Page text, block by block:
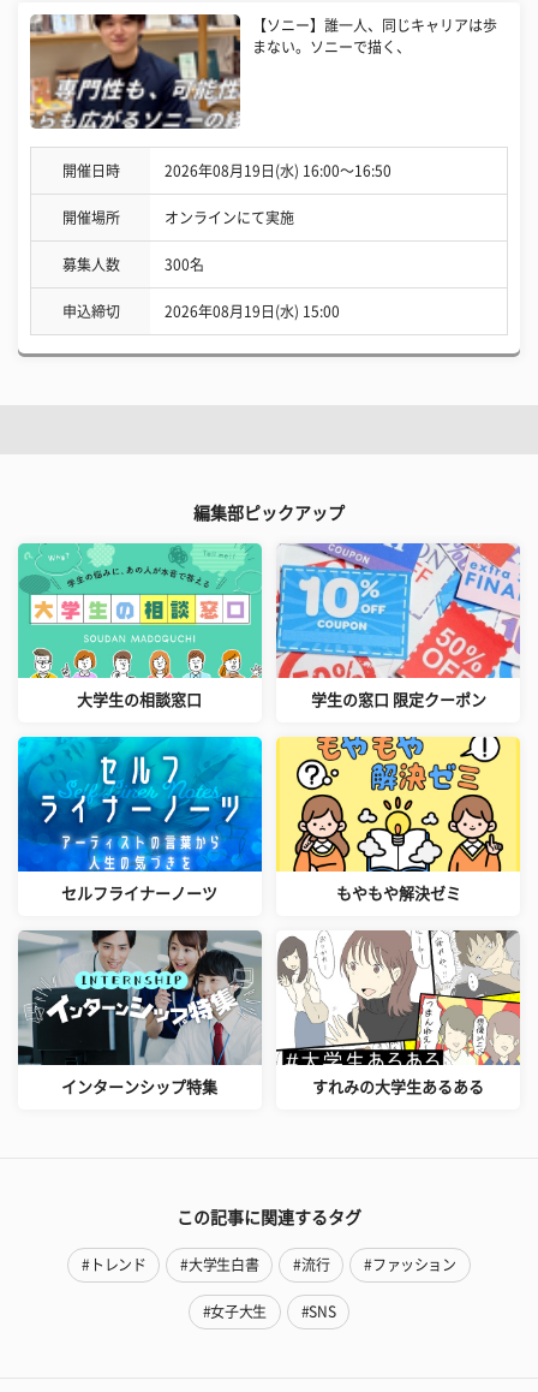
【ソニー】誰一人、同じキャリアは歩
まない。ソニーで描く、
開催日時 2026年08月19日(水) 16:00〜16:50
開催場所 オンラインにて実施
募集人数 300名
申込締切 2026年08月19日(水) 15:00
編集部ピックアップ
大学生の相談窓口 学生の窓口 限定クーポン
セルフライナーノーツ もやもや解決ゼミ
インターンシップ特集 すれみの大学生あるある
この記事に関連するタグ
#トレンド #大学生白書 #流行 #ファッション
#女子大生 #SNS